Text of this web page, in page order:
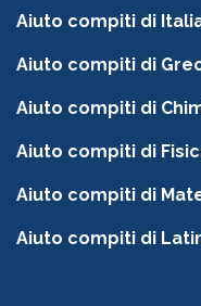
Aiuto compiti di
Aiuto compiti di
Aiuto compiti di
Aiuto compiti di
Aiuto compiti di
Aiuto compiti di